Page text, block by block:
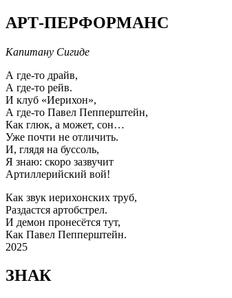
АРТ-ПЕРФОРМАНС
Капитану Сигиде
А где-то драйв,
А где-то рейв.
И клуб «Иерихон»,
А где-то Павел Пепперштейн,
Как глюк, а может, сон…
Уже почти не отличить.
И, глядя на буссоль,
Я знаю: скоро зазвучит
Артиллерийский вой!
Как звук иерихонских труб,
Раздастся артобстрел.
И демон пронесётся тут,
Как Павел Пепперштейн.
2025
ЗНАК